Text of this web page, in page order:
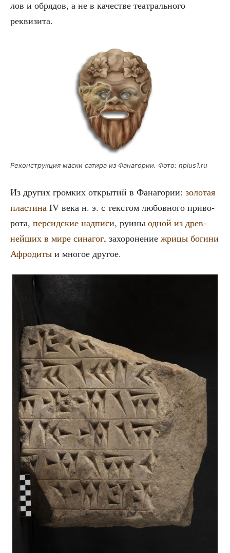
лов и обря­дов, а не в каче­стве теат­раль­но­го
реквизита.
Рекон­струк­ция мас­ки сати­ра из Фана­го­рии. Фото: nplus1.ru
Из дру­гих гром­ких откры­тий в Фана­го­рии: золо­тая
пла­сти­на IV века н. э. с тек­стом любов­но­го при­во­
ро­та, пер­сид­ские над­пи­си, руи­ны одной из древ­
ней­ших в мире сина­гог, захо­ро­не­ние жри­цы боги­ни
Афро­ди­ты и мно­гое другое.